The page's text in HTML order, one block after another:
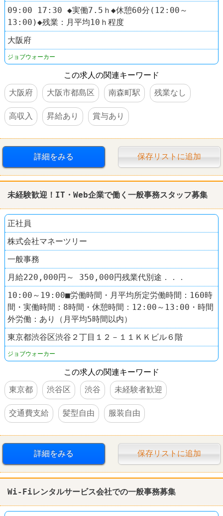
09:00 17:30 ◆実働7.5ｈ◆休憩60分(12:00～
13:00)◆残業：月平均10ｈ程度
大阪府
ジョブウォーカー
この求人の関連キーワード
大阪府
大阪市都島区 南森町駅 残業なし
高収入 昇給あり 賞与あり
詳細をみる 保存リストに追加
未経験歓迎！IT・Web企業で働く一般事務スタッフ募集
正社員
株式会社マネーツリー
一般事務
月給220,000円～ 350,000円残業代別途．．．
10:00～19:00■労働時間・月平均所定労働時間：160時
間・実働時間：8時間・休憩時間：12:00～13:00・時間
外労働：あり（月平均5時間以内）
東京都渋谷区渋谷２丁目１２－１１ＫＫビル６階
ジョブウォーカー
この求人の関連キーワード
東京都
渋谷区 渋谷 未経験者歓迎
交通費支給 髪型自由 服装自由
詳細をみる 保存リストに追加
Wi-Fiレンタルサービス会社での一般事務募集